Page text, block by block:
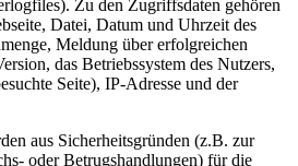
Zu den Zugriffsdaten gehören
Datei, Datum und Uhrzeit des
Meldung über erfolgreichen
das Betriebssystem des Nutzers,
Seite), IP-Adresse und der
aus Sicherheitsgründen (z.B. zur
oder Betrugshandlungen) für die